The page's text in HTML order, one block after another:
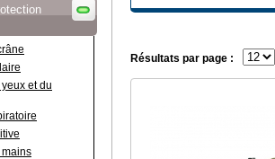
et du
mains
Résultats par page :